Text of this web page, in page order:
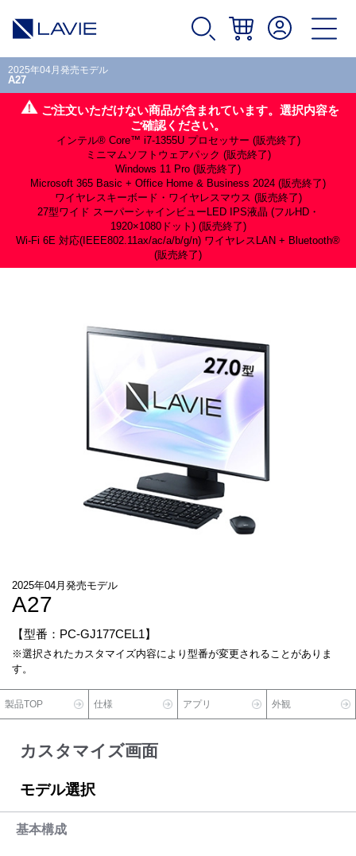
2025年04月発売モデル
A27
ご注文いただけない商品が含まれています。選択内容を
ご確認ください。
インテル® Core™ i7-1355U プロセッサー (販売終了)
ミニマムソフトウェアパック (販売終了)
Windows 11 Pro (販売終了)
Microsoft 365 Basic + Office Home & Business 2024 (販売終了)
ワイヤレスキーボード・ワイヤレスマウス (販売終了)
27型ワイド スーパーシャインビューLED IPS液晶 (フルHD・
1920×1080ドット) (販売終了)
Wi-Fi 6E 対応(IEEE802.11ax/ac/a/b/g/n) ワイヤレスLAN + Bluetooth®
(販売終了)
2025年04月発売モデル
A27
【型番：PC-GJ177CEL1】
※選択されたカスタマイズ内容により型番が変更されることがありま
す。
製品TOP 仕様 アプリ 外観
カスタマイズ画面
モデル選択
基本構成